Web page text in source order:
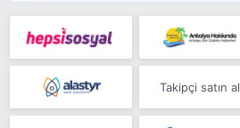
Takipçi satın al